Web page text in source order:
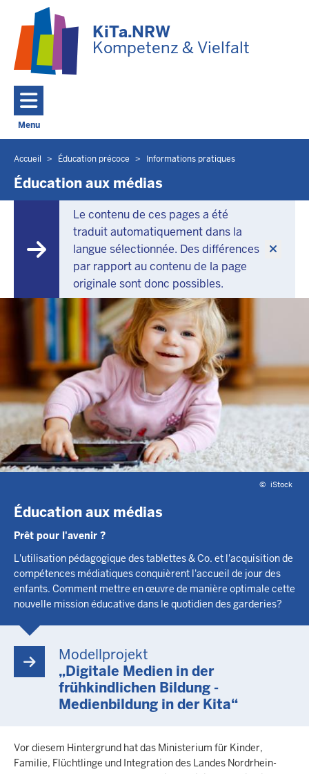
KiTa.NRW
Kompetenz & Vielfalt
Menu
Toggle navigation: Menu principal
Vous
êtes
Accueil Éducation précoce Informations pratiques
Éducation aux médias
Le contenu de ces pages a été
traduit automatiquement dans la
langue sélectionnée. Des différences
par rapport au contenu de la page
originale sont donc possibles.
© iStock
Éducation aux médias
Prêt pour l'avenir ?
L'utilisation pédagogique des tablettes & Co. et l'acquisition de
compétences médiatiques conquièrent l'accueil de jour des
enfants. Comment mettre en œuvre de manière optimale cette
nouvelle mission éducative dans le quotidien des garderies?
Modellprojekt
„Digitale Medien in der
frühkindlichen Bildung -
Medienbildung in der Kita“
Vor diesem Hintergrund hat das Ministerium für Kinder,
Familie, Flüchtlinge und Integration des Landes Nordrhein-